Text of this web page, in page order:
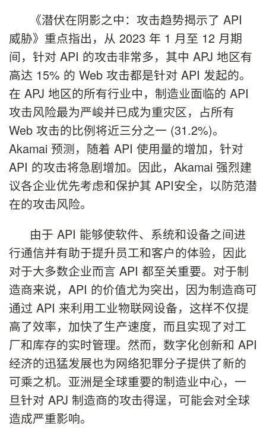
《潜伏在阴影之中：攻击趋势揭示了 API
威胁》重点指出，从 2023 年 1 月至 12 月期
间，针对 API 的攻击非常多，其中 APJ 地区有
高达 15% 的 Web 攻击都是针对 API 发起的。
在 APJ 地区的所有行业中，制造业面临的 API
攻击风险最为严峻并已成为重灾区，占所有
Web 攻击的比例将近三分之一 (31.2%)。
Akamai 预测，随着 API 使用量的增加，针对
API 的攻击将急剧增加。因此，Akamai 强烈建
议各企业优先考虑和保护其 API安全，以防范潜
在的攻击风险。
由于 API 能够使软件、系统和设备之间进
行通信并有助于提升员工和客户的体验，因此
对于大多数企业而言 API 都至关重要。对于制
造商来说，API 的价值尤为突出，因为制造商可
通过 API 来利用工业物联网设备，这样不仅提
高了效率，加快了生产速度，而且实现了对工
厂和库存的实时管理。然而，数字化创新和 API
经济的迅猛发展也为网络犯罪分子提供了新的
可乘之机。亚洲是全球重要的制造业中心，一
旦针对 APJ 制造商的攻击得逞，可能会对全球
造成严重影响。